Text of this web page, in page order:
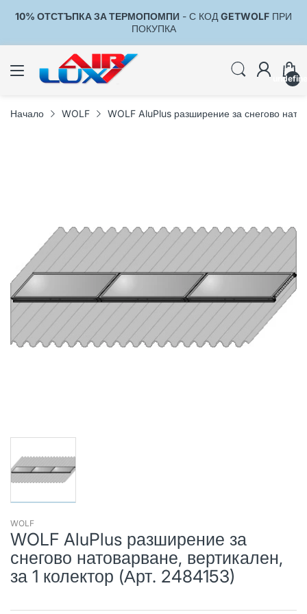
10% ОТСТЪПКА ЗА ТЕРМОПОМПИ - С КОД GETWOLF ПРИ
ПОКУПКА
Начало WOLF WOLF AluPlus разширение за снегово
WOLF
WOLF AluPlus разширение за
снегово натоварване, вертикален,
за 1 колектор (Арт. 2484153)